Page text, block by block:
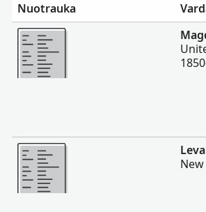
Nuotrauka
Daugiau
Daugiau